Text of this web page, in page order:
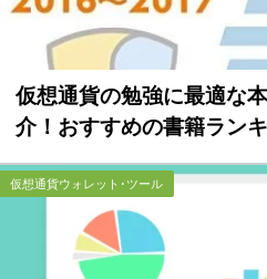
仮想通貨の勉強に最適な
介！おすすめの書籍ラン
仮想通貨ウォレット･ツール